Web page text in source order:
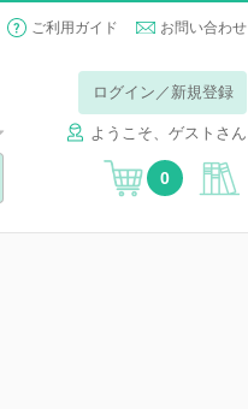
ご利用ガイド お問い合わせ
ログイン／新規登録
ようこそ、ゲストさん
0